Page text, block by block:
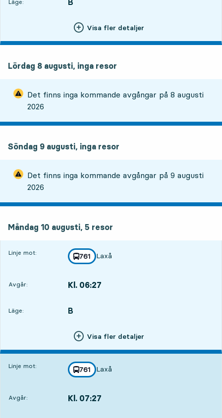
Läge:
LÄGE,
,
Visa fler detaljer
Lördag 8 augusti, inga resor
Det finns inga kommande avgångar på8 augusti
2026
Söndag 9 augusti, inga resor
Det finns inga kommande avgångar på9 augusti
2026
Måndag 10 augusti, 5 resor
Linje mot: linje
761
mot
Laxå
,
Avgår: Kl. 06:27
Läge:
LÄGE, B
,
Visa fler detaljer
Linje mot: linje
761
mot
Laxå
,
Avgår: Kl. 07:27